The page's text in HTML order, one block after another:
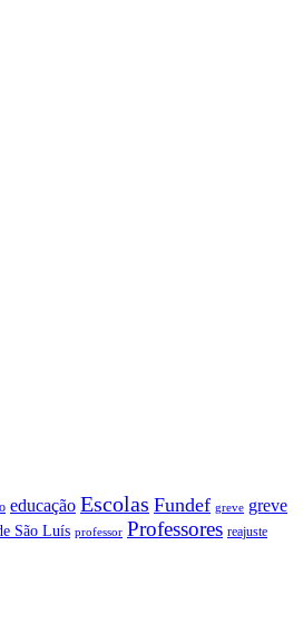
educação Escolas Fundef greve greve
São Luís professor Professores reajuste